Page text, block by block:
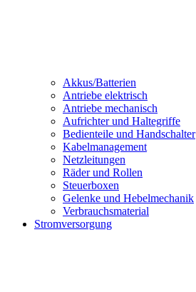
Akkus/Batterien
Antriebe elektrisch
Antriebe mechanisch
Aufrichter und Haltegriffe
Bedienteile und Handschalter
Kabelmanagement
Netzleitungen
Räder und Rollen
Steuerboxen
Gelenke und Hebelmechanik
Verbrauchsmaterial
Stromversorgung